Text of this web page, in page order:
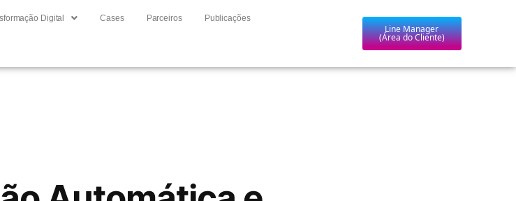
Digital Cases Parceiros Publicações
Line Manager
(Área do Cliente)